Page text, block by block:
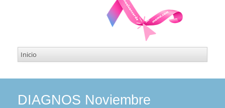
DIAGNOS Noviembre